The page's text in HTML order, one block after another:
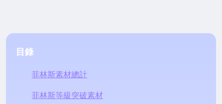
目錄
菲林斯素材總計
菲林斯等級突破素材